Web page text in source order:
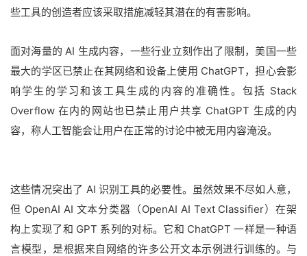
些工具的创造者应该采取措施减轻其潜在的有害影响。
面对海量的 AI 生成内容，一些行业立刻作出了限制，美国一些
最大的学区已禁止在其网络和设备上使用 ChatGPT，担心会影
响学生的学习和该工具生成的内容的准确性。包括 Stack
Overflow 在内的网站也已禁止用户共享 ChatGPT 生成的内
容，称人工智能会让用户在正常的讨论中被无用内容淹没。
这些情况突出了 AI 识别工具的必要性。虽然效果不尽如人意，
但 OpenAI AI 文本分类器（OpenAI AI Text Classifier）在架
构上实现了和 GPT 系列的对标。它和 ChatGPT 一样是一种语
言模型，是根据来自网络的许多公开文本示例进行训练的。与